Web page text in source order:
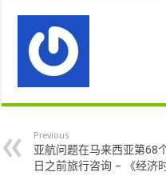
Previous
亚航问题在马来西亚第68
日之前旅行咨询 – 《经济